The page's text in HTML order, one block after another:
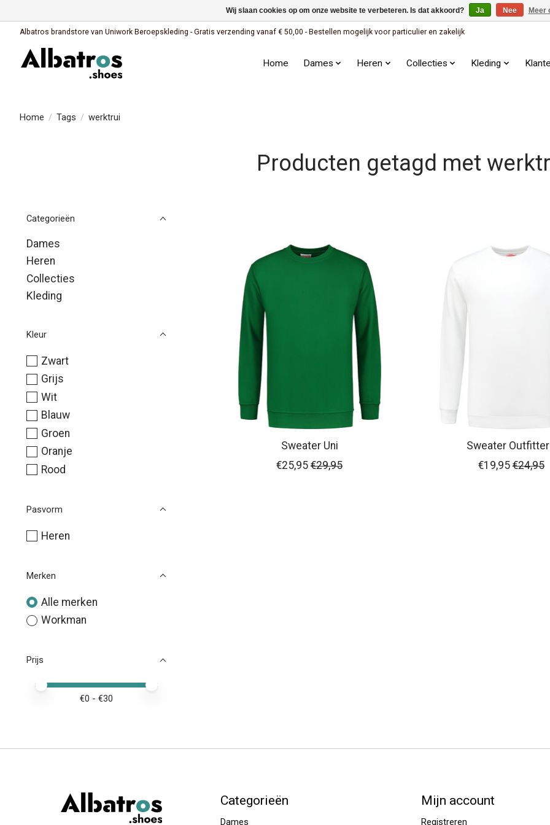
Albatros brandstore van Uniwork Beroepskleding - Gratis verzending vanaf € 50,00 - Bestellen mogelijk voor particulier en zakelijk
Home Dames Heren Collecties Kleding
Home / Tags / werktrui
Producten getagd met
Categorieën
Dames
Heren
Collecties
Kleding
Kleur
Zwart
Grijs
Wit
Blauw
Groen
Oranje
Rood
Pasvorm
Heren
Merken
Alle merken
Workman
Prijs
Minimale prijswaarde
Price maximum value
€0 - €30
Sweater Uni
€25,95 €29,95
Sweater
€19,95 €24,95
Categorieën
Dames
Mijn account
Registreren
Wij slaan cookies op om onze website te verbeteren. Is dat akkoord? Ja Nee Meer